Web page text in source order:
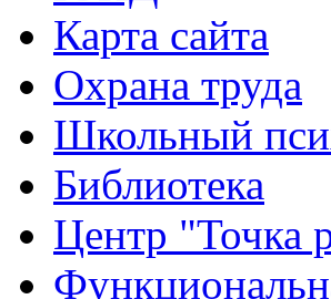
Карта сайта
Охрана труда
Школьный
Библиотека
Центр "Точка